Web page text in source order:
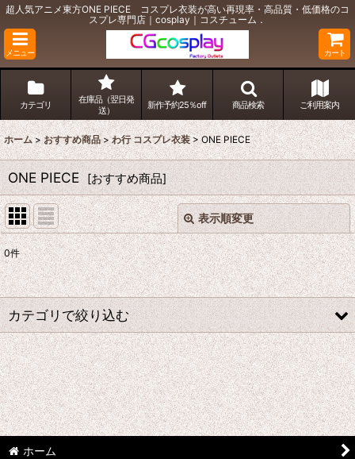
超人気アニメ東方ONE PIECE コスプレ衣装が高い再現率・高品質・低価格のコ
スプレ専門店｜cosplay｜コスチューム．
メニュー カート
カテゴリ
在庫品（翌日発
送）
新作予約25％off 商品検索 ご利用案内
ホーム > おすすめ商品 > わ行 コスプレ衣装 > ONE PIECE
ONE PIECE [おすすめ商品]
表示順変更
表示数:
並び順:
絞り込む
閉じる
0件
カテゴリで絞り込む
わ行 コスプレ衣装 (全商品)
ONE PIECE
ワルキューレロマンツェ
ホーム